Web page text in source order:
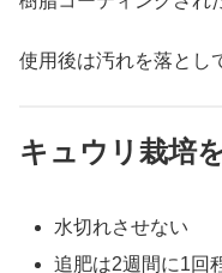
使用後は汚れを落とし
キュウリ栽培
水切れさせない
追肥は2週間に1回